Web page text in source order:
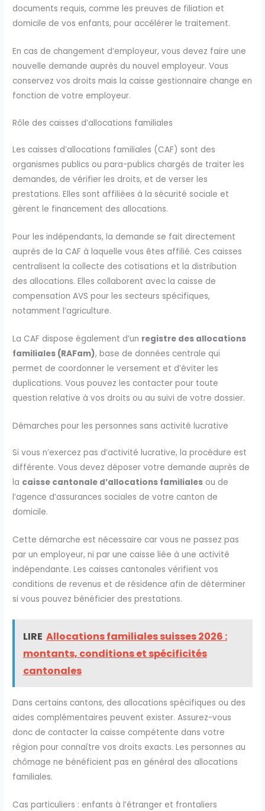
documents requis, comme les preuves de filiation et
domicile de vos enfants, pour accélérer le traitement.
En cas de changement d’employeur, vous devez faire une
nouvelle demande auprès du nouvel employeur. Vous
conservez vos droits mais la caisse gestionnaire change en
fonction de votre employeur.
Rôle des caisses d’allocations familiales
Les caisses d’allocations familiales (CAF) sont des
organismes publics ou para-publics chargés de traiter les
demandes, de vérifier les droits, et de verser les
prestations. Elles sont affiliées à la sécurité sociale et
gèrent le financement des allocations.
Pour les indépendants, la demande se fait directement
auprès de la CAF à laquelle vous êtes affilié. Ces caisses
centralisent la collecte des cotisations et la distribution
des allocations. Elles collaborent avec la caisse de
compensation AVS pour les secteurs spécifiques,
notamment l’agriculture.
La CAF dispose également d’un registre des allocations
familiales (RAFam), base de données centrale qui
permet de coordonner le versement et d’éviter les
duplications. Vous pouvez les contacter pour toute
question relative à vos droits ou au suivi de votre dossier.
Démarches pour les personnes sans activité lucrative
Si vous n’exercez pas d’activité lucrative, la procédure est
différente. Vous devez déposer votre demande auprès de
la caisse cantonale d’allocations familiales ou de
l’agence d’assurances sociales de votre canton de
domicile.
Cette démarche est nécessaire car vous ne passez pas
par un employeur, ni par une caisse liée à une activité
indépendante. Les caisses cantonales vérifient vos
conditions de revenus et de résidence afin de déterminer
si vous pouvez bénéficier des prestations.
LIRE Allocations familiales suisses 2026 :
montants, conditions et spécificités
cantonales
Dans certains cantons, des allocations spécifiques ou des
aides complémentaires peuvent exister. Assurez-vous
donc de contacter la caisse compétente dans votre
région pour connaître vos droits exacts. Les personnes au
chômage ne bénéficient pas en général des allocations
familiales.
Cas particuliers : enfants à l’étranger et frontaliers